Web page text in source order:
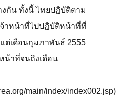
กัน ทั้งนี้ ไทยปฏิบัติตาม
าหน้าที่ไปปฏิบัติหน้าที่ที่
ต่เดือนกุมภาพันธ์ 2555
น้าที่จนถึงเดือน
main/index/index002.jsp)